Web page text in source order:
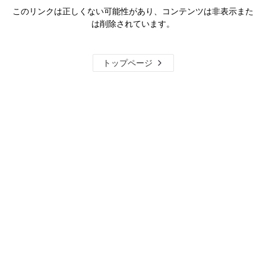
このリンクは正しくない可能性があり、コンテンツは非表示また
は削除されています。
トップページ